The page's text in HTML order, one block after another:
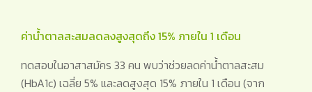
ค่าน้ำตาลสะสมลดลงสูงสุดถึง 15% ภายใน 1 เดือน
ทดสอบในอาสาสมัคร 33 คน พบว่าช่วยลดค่าน้ำตาลสะสม
(HbA1c) เฉลี่ย 5% และลดสูงสุด 15% ภายใน 1 เดือน (จาก